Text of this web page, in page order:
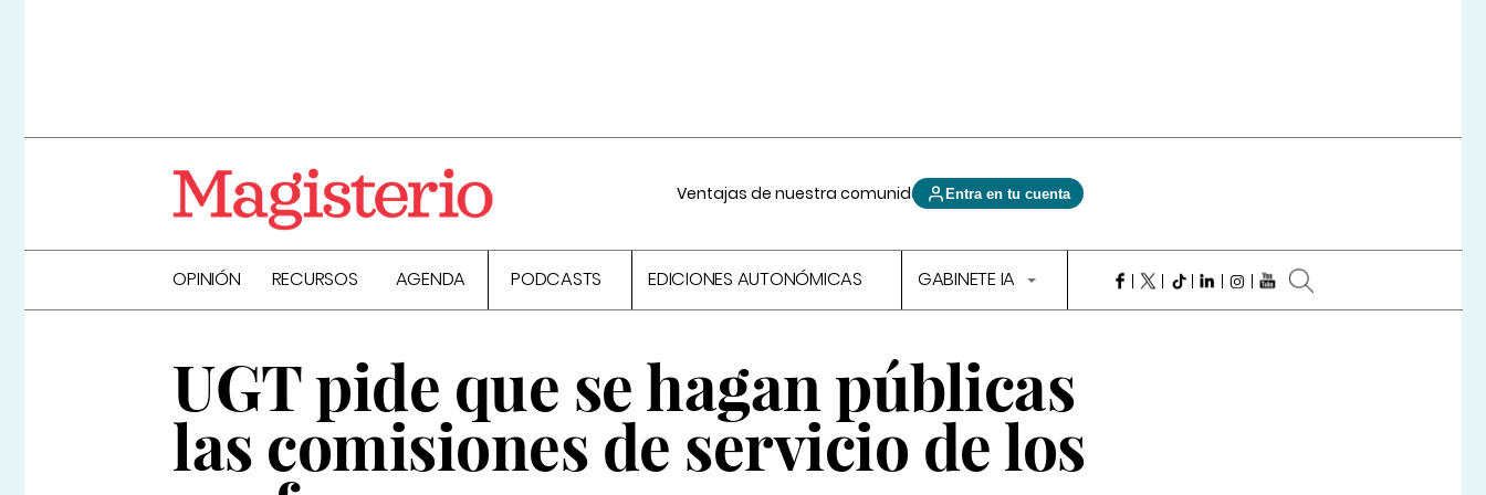
Ventajas de nuestra comunidad Entra en tu cuenta
OPINIÓN RECURSOS AGENDA PODCASTS EDICIONES AUTONÓMICAS GABINETE IA
UGT pide que se hagan públicas
las comisiones de servicio de los